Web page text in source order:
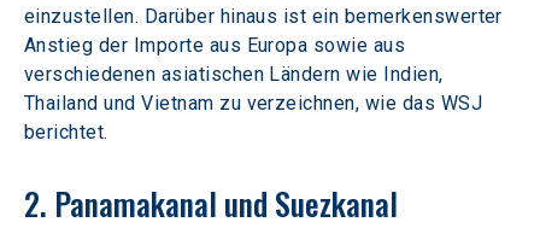
einzustellen. Darüber hinaus ist ein bemerkenswerter
Anstieg der Importe aus Europa sowie aus
verschiedenen asiatischen Ländern wie Indien,
Thailand und Vietnam zu verzeichnen, wie das WSJ
berichtet.
2. Panamakanal und Suezkanal